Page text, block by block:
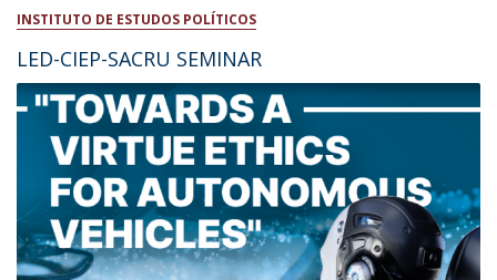
INSTITUTO DE ESTUDOS POLÍTICOS
LED-CIEP-SACRU SEMINAR